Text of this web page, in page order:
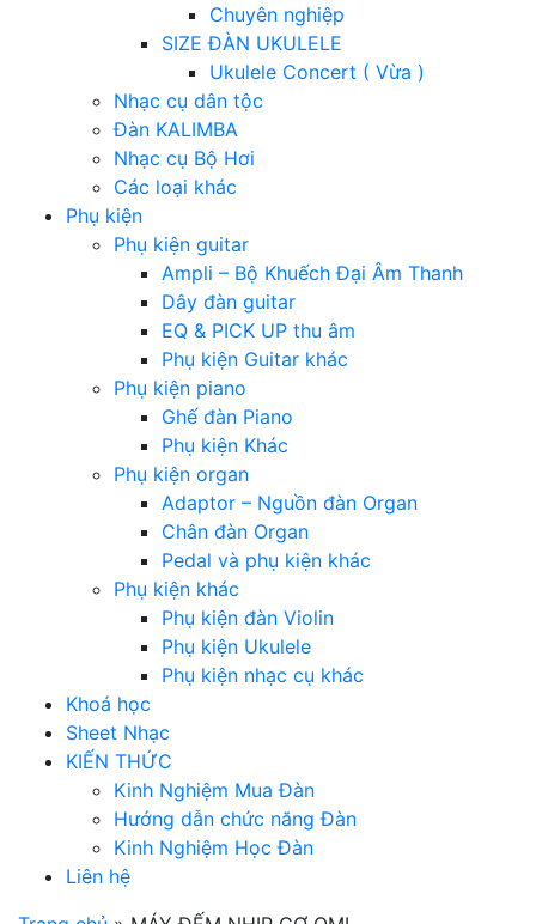
Chuyên nghiệp
SIZE ĐÀN UKULELE
Ukulele Concert ( Vừa )
Nhạc cụ dân tộc
Đàn KALIMBA
Nhạc cụ Bộ Hơi
Các loại khác
Phụ kiện
Phụ kiện guitar
Ampli – Bộ Khuếch Đại Âm Thanh
Dây đàn guitar
EQ & PICK UP thu âm
Phụ kiện Guitar khác
Phụ kiện piano
Ghế đàn Piano
Phụ kiện Khác
Phụ kiện organ
Adaptor – Nguồn đàn Organ
Chân đàn Organ
Pedal và phụ kiện khác
Phụ kiện khác
Phụ kiện đàn Violin
Phụ kiện Ukulele
Phụ kiện nhạc cụ khác
Khoá học
Sheet Nhạc
KIẾN THỨC
Kinh Nghiệm Mua Đàn
Hướng dẫn chức năng Đàn
Kinh Nghiệm Học Đàn
Liên hệ